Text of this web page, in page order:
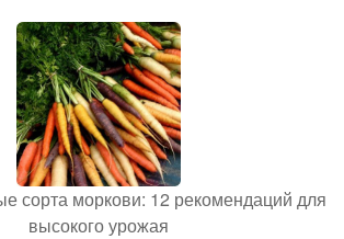
сорта моркови: 12 рекомендаций для
высокого урожая